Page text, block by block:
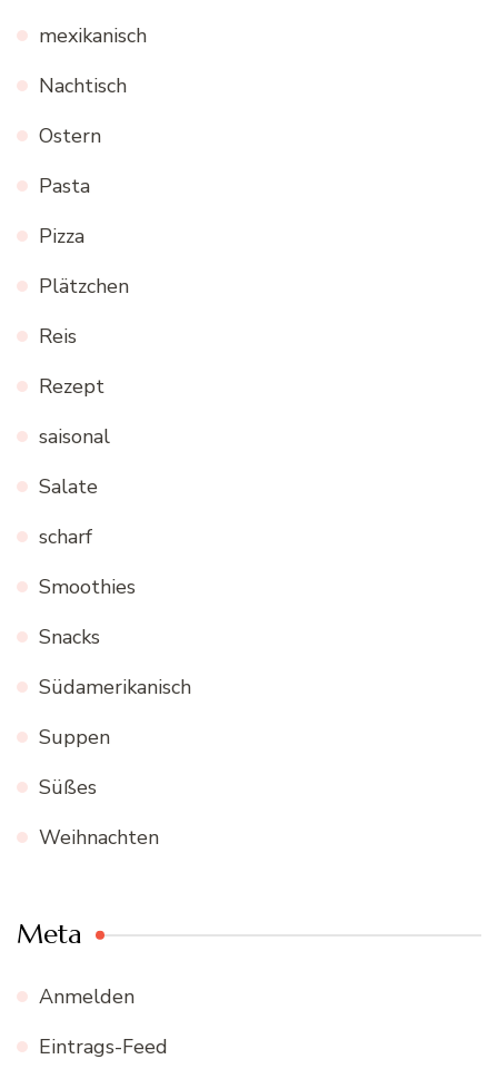
mexikanisch
Nachtisch
Ostern
Pasta
Pizza
Plätzchen
Reis
Rezept
saisonal
Salate
scharf
Smoothies
Snacks
Südamerikanisch
Suppen
Süßes
Weihnachten
Meta
Anmelden
Eintrags-Feed